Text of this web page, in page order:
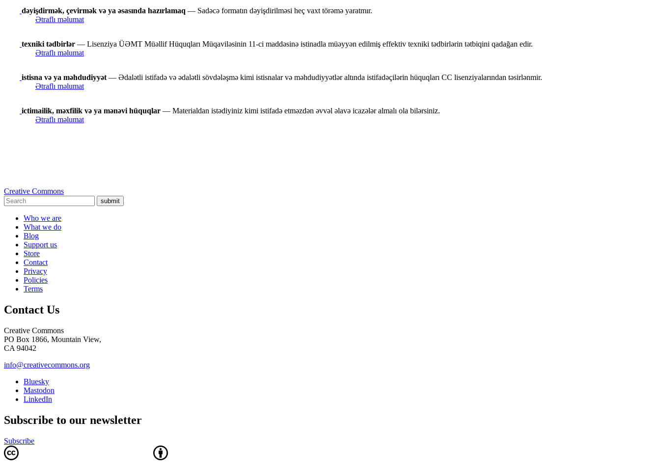
dəyişdirmək, çevirmək və ya əsasında hazırlamaq — Sadəcə formatın dəyişdirilməsi heç vaxt törəmə yaratmır.
Ətraflı məlumat
texniki tədbirlər — Lisenziya ÜƏMT Müəllif Hüquqları Müqaviləsinin 11-ci maddəsinə istinadla müəyyən edilmiş effektiv texniki tədbirlərin tətbiqini qadağan edir.
Ətraflı məlumat
istisna və ya məhdudiyyət — Ədalətli istifadə və ədalətli sövdələşmə kimi istisnalar və məhdudiyyətlər altında istifadəçilərin hüquqları CC lisenziyalarından təsirlənmir.
Ətraflı məlumat
ictimailik, məxfilik və ya mənəvi hüquqlar — Materialdan istədiyiniz kimi istifadə etməzdən əvvəl əlavə icazələr almalı ola bilərsiniz.
Ətraflı məlumat
Creative Commons
submit
Who we are
What we do
Blog
Support us
Store
Contact
Privacy
Policies
Terms
Contact Us
Creative Commons
PO Box 1866, Mountain View,
CA 94042
info@creativecommons.org
Bluesky
Mastodon
LinkedIn
Subscribe to our newsletter
Subscribe